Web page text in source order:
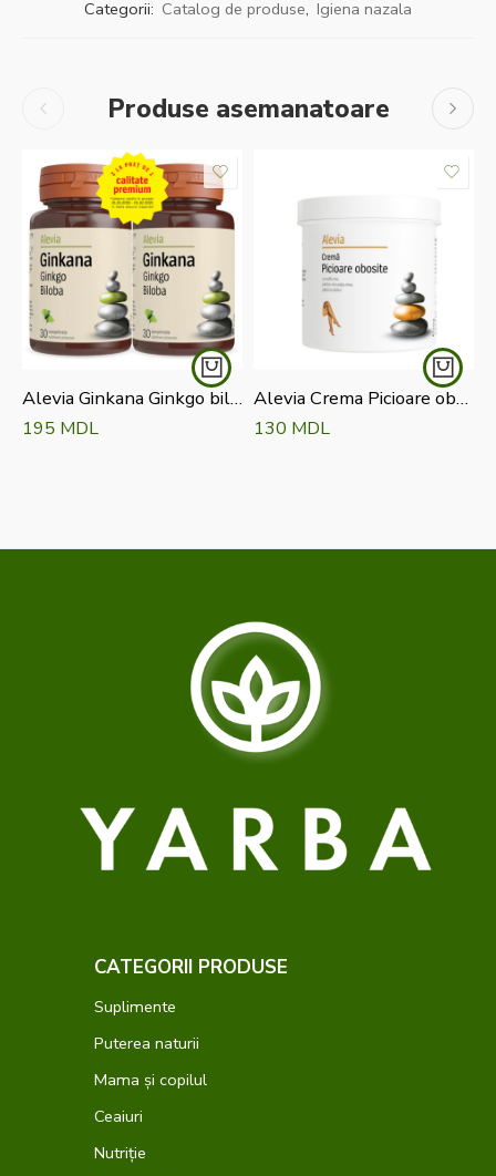
Categorii: Catalog de produse, Igiena nazala
Produse asemanatoare
Alevia Ginkana Ginkgo biloba 40 mg pachet Comprimate N 30+30
195 MDL
Alevia Crema Picioare obosite 250 ml
130 MDL
CATEGORII PRODUSE
Suplimente
Puterea naturii
Mama și copilul
Ceaiuri
Nutriție